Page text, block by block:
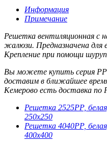
Информация
Примечание
Решетка вентиляционная с
жалюзи. Предназначена для
Крепление при помощи
Вы можете купить серия РР
доставим в ближайшее
Кемерово есть доставка по
Решетка 2525РР,
250х250
Решетка 4040РР,
400х400